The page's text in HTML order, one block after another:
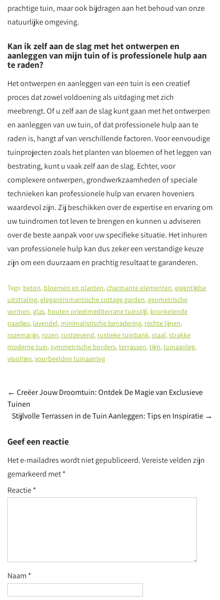
prachtige tuin, maar ook bijdragen aan het behoud van onze
natuurlijke omgeving.
Kan ik zelf aan de slag met het ontwerpen en
aanleggen van mijn tuin of is professionele hulp aan
te raden?
Het ontwerpen en aanleggen van een tuin is een creatief
proces dat zowel voldoening als uitdaging met zich
meebrengt. Of u zelf aan de slag kunt gaan met het ontwerpen
en aanleggen van uw tuin, of dat professionele hulp aan te
raden is, hangt af van verschillende factoren. Voor eenvoudige
tuinprojecten zoals het planten van bloemen of het leggen van
bestrating, kunt u vaak zelf aan de slag. Echter, voor
complexere ontwerpen, grondwerkzaamheden of speciale
technieken kan professionele hulp van ervaren hoveniers
waardevol zijn. Zij beschikken over de expertise en ervaring om
uw tuindromen tot leven te brengen en kunnen u adviseren
over de beste aanpak voor uw specifieke situatie. Het inhuren
van professionele hulp kan dus zeker een verstandige keuze
zijn om een duurzaam en prachtig resultaat te garanderen.
Tags: beton, bloemen en planten,charmante elementen,eigentijdse
uitstraling,elegantromantische cottage garden, geometrische
vormen, glas, houten prieelmediterrane tuinstijl, kronkelende
paadjes, lavendel, minimalistische benadering, rechte lijnen,
rozemarijn, rozen, rustgevend, rustieke tuinbank,staal,strakke
moderne tuin,symmetrische borders,terrassen,tijm,tuinaanleg,
viooltjes,voorbeelden tuinaanleg
Post
navigation
← Creëer Jouw Droomtuin: Ontdek De Magie van Exclusieve
Tuinen
Stijlvolle Terrassen in de Tuin Aanleggen: Tips en Inspiratie →
Geef een reactie
Het e-mailadres wordt niet gepubliceerd.Vereiste velden zijn
gemarkeerd met*
Reactie*
Naam *